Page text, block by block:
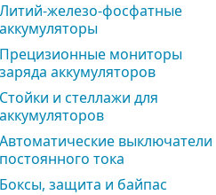
Литий-железо-фосфатные
аккумуляторы
Прецизионные мониторы
заряда аккумуляторов
Стойки и стеллажи для
аккумуляторов
Автоматические выключатели
постоянного тока
Боксы, защита и байпас